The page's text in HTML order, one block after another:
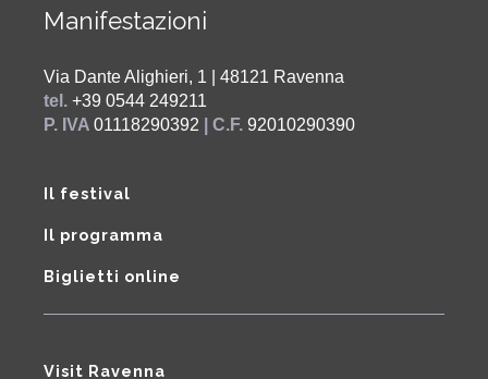
Manifestazioni
Via Dante Alighieri, 1 | 48121 Ravenna
tel. +39 0544 249211
P. IVA 01118290392 | C.F. 92010290390
Il festival
Il programma
Biglietti online
Visit Ravenna